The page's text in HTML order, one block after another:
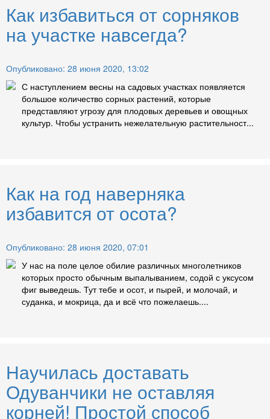
Как избавиться от сорняков
на участке навсегда?
Опубликовано: 28 июня 2020, 13:02
С наступлением весны на садовых участках появляется
большое количество сорных растений, которые
представляют угрозу для плодовых деревьев и овощных
культур. Чтобы устранить нежелательную растительност...
Как на год наверняка
избавится от осота?
Опубликовано: 28 июня 2020, 07:01
У нас на поле целое обилие различных многолетников
которых просто обычным выпалыванием, содой с уксусом
фиг выведешь. Тут тебе и осот, и пырей, и молочай, и
суданка, и мокрица, да и всё что пожелаешь....
Научилась доставать
Одуванчики не оставляя
корней! Простой способ